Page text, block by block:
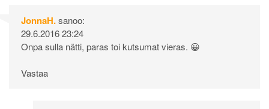
JonnaH.sanoo:
29.6.2016 23:24
Onpa sulla nätti, paras toi kutsumat vieras. 😀
Vastaa